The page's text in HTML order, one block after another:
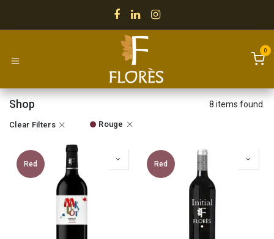
0
Shop 8 items found.
Clear Filters Rouge
Red Red